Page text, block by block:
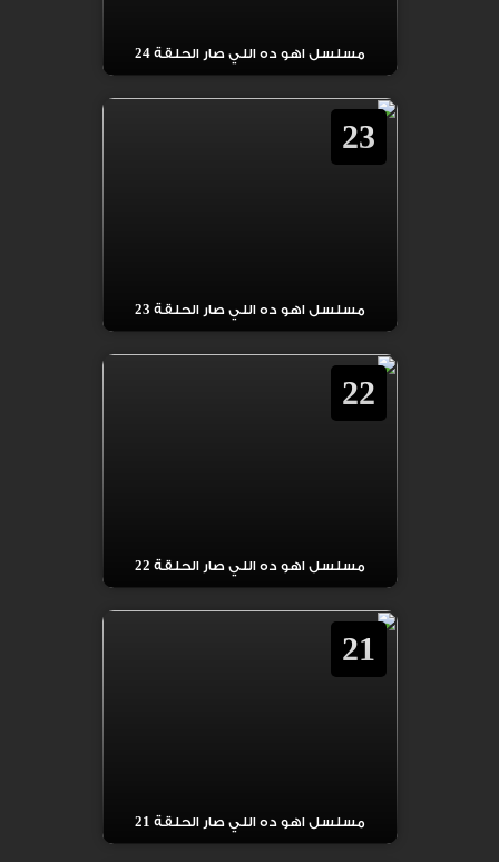
مسلسل اهو ده اللي صار الحلقة 24
23
مسلسل اهو ده اللي صار الحلقة 23
22
مسلسل اهو ده اللي صار الحلقة 22
21
مسلسل اهو ده اللي صار الحلقة 21